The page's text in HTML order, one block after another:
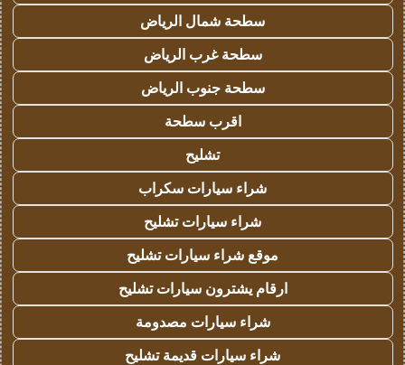
سطحة شمال الرياض
سطحة غرب الرياض
سطحة جنوب الرياض
اقرب سطحة
تشليح
شراء سيارات سكراب
شراء سيارات تشليح
موقع شراء سيارات تشليح
ارقام يشترون سيارات تشليح
شراء سيارات مصدومة
شراء سيارات قديمة تشليح